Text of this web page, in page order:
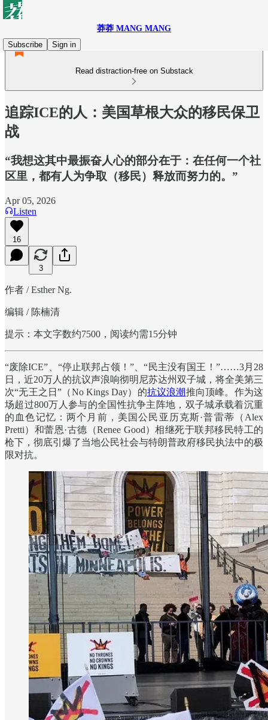
莽莽 MANG MANG
Subscribe
Sign in
Read distraction-free on Substack
追踪ICE的人：美国草根大众的移民保卫
战
“我想这其中最振奋人心的部分在于：在任何一个社
区里，都有人为争取（移民）释放而努力的。”
Apr 05, 2026
Listen
16
3
作者 / Esther Ng.
编辑 / 陈楠清
提示：本文字数约7500，阅读约需15分钟
“废除ICE”、“停止联邦占领！”、“民主没有国王！”……3月28
日，近20万人的抗议声浪响彻明尼苏达州双子城，将全美第三
次“无王之日”（No Kings Day）的抗议浪潮推向顶峰。作为这
场超过800万人参与的全国性抗争主阵地，双子城承载着沉重
的血色记忆：两个月前，美国公民亚历克斯·普雷蒂（Alex
Pretti）和蕾恩·古德（Renee Good）相继死于联邦移民特工的
枪下，彻底引爆了当地公民社会与特朗普政府移民执法中的极
限对抗。